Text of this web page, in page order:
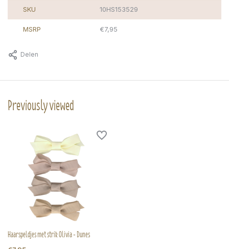
SKU 10HS153529
MSRP €7,95
Delen
Previously viewed
Haarspeldjes met strik Olivia - Dunes